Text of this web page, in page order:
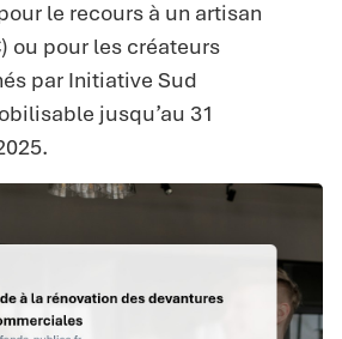
le recours à un artisan
ou pour les créateurs
par Initiative Sud
jusqu’au 31